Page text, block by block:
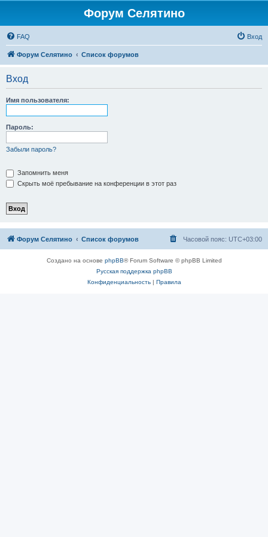
Форум Селятино
FAQ Вход
Форум Селятино Список форумов
Вход
Имя пользователя:
Пароль:
Забыли пароль?
Запомнить меня
Скрыть моё пребывание на конференции в этот раз
Форум Селятино Список форумов Часовой пояс: UTC+03:00
Создано на основе phpBB® Forum Software © phpBB Limited
Русская поддержка phpBB
Конфиденциальность| Правила